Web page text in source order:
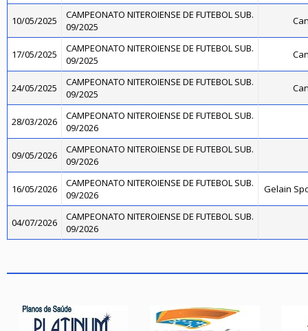
10/05/2025
CAMPEONATO NITEROIENSE DE FUTEBOL SUB.
09/2025
17/05/2025
CAMPEONATO NITEROIENSE DE FUTEBOL SUB.
09/2025
24/05/2025
CAMPEONATO NITEROIENSE DE FUTEBOL SUB.
09/2025
28/03/2026
CAMPEONATO NITEROIENSE DE FUTEBOL SUB.
09/2026
09/05/2026
CAMPEONATO NITEROIENSE DE FUTEBOL SUB.
09/2026
16/05/2026
CAMPEONATO NITEROIENSE DE FUTEBOL SUB.
09/2026
Gelain
04/07/2026
CAMPEONATO NITEROIENSE DE FUTEBOL SUB.
09/2026